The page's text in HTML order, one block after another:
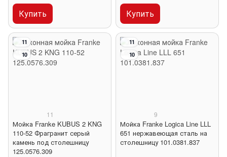
Купить Купить
11
10
11
Мойка Franke KUBUS 2 KNG
110-52 Фрагранит серый
камень под столешницу
125.0576.309
11
10
9
Мойка Franke Logica Line LLL
651 нержавеющая сталь на
столешницу 101.0381.837